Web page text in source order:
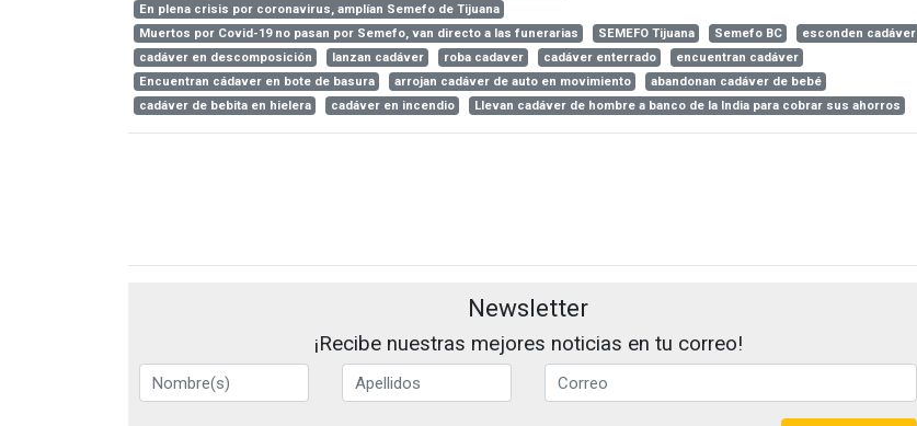
En plena crisis por coronavirus, amplían Semefo de Tijuana
Muertos por Covid-19 no pasan por Semefo, van directo a las funerarias
SEMEFO Tijuana Semefo BC
esconden cadáver
cadáver en descomposición
lanzan cadáver roba cadaver cadáver enterrado
encuentran cadáver
Encuentran cádaver en bote de basura
arrojan cadáver de auto en movimiento
abandonan cadáver de bebé
cadáver de bebita en hielera
cadáver en incendio Llevan cadáver de hombre a banco de la India para cobrar sus ahorros
Newsletter
¡Recibe nuestras mejores noticias en tu correo!